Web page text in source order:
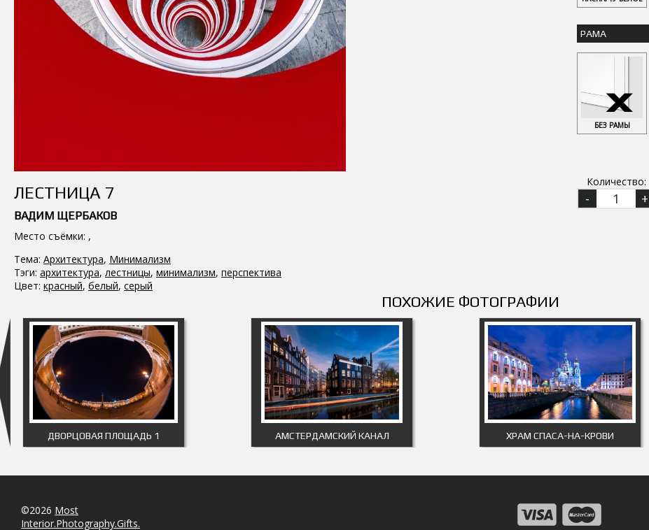
ЛЕСТНИЦА 7
ВАДИМ ЩЕРБАКОВ
Место съёмки: ,
Тема: Архитектура, Минимализм
Тэги: архитектура, лестницы, минимализм, перспектива
Цвет: красный, белый, серый
РАМА
БЕЗ РАМЫ
Количество:
ПОХОЖИЕ ФОТОГРАФИИ
ДВОРЦОВАЯ ПЛОЩАДЬ 1 АМСТЕРДАМСКИЙ КАНАЛ ХРАМ СПАСА-НА-КРОВИ
©2026 Most
Interior.Photography.Gifts.